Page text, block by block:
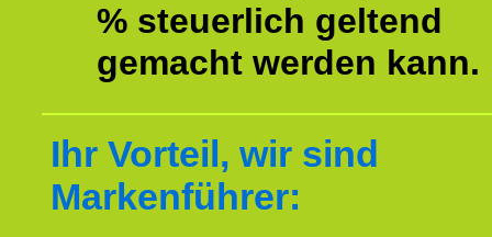
% steuerlich geltend
gemacht werden kann.
Ihr Vorteil, wir sind
Markenführer: